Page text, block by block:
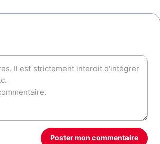
Poster mon commentaire